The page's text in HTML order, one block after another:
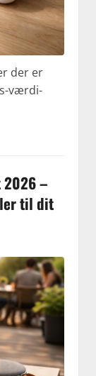
der er
værdi-
–
til dit